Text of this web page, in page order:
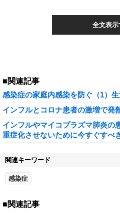
全文表示
■関連記事
感染症の家庭内感染を防ぐ（1）
インフルとコロナ患者の激増で
インフルやマイコプラズマ肺炎
重症化させないために今すぐすべ
関連キーワード
感染症
■関連記事